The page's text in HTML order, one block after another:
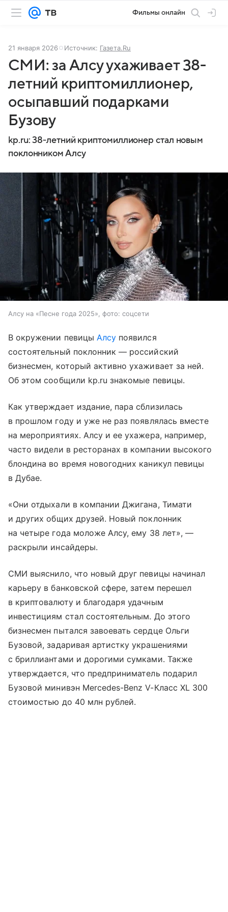
Фильмы онлайн
21 января 2026 Источник: Газета.Ru
СМИ: за Алсу ухаживает 38-
летний криптомиллионер,
осыпавший подарками
Бузову
kp.ru: 38‑летний криптомиллионер стал новым
поклонником Алсу
Алсу на «Песне года 2025», фото: соцсети
В окружении певицы Алсу появился
состоятельный поклонник — российский
бизнесмен, который активно ухаживает за ней.
Об этом сообщили kp.ru знакомые певицы.
Как утверждает издание, пара сблизилась
в прошлом году и уже не раз появлялась вместе
на мероприятиях. Алсу и ее ухажера, например,
часто видели в ресторанах в компании высокого
блондина во время новогодних каникул певицы
в Дубае.
«Они отдыхали в компании Джигана, Тимати
и других общих друзей. Новый поклонник
на четыре года моложе Алсу, ему 38 лет», —
раскрыли инсайдеры.
СМИ выяснило, что новый друг певицы начинал
карьеру в банковской сфере, затем перешел
в криптовалюту и благодаря удачным
инвестициям стал состоятельным. До этого
бизнесмен пытался завоевать сердце Ольги
Бузовой, задаривая артистку украшениями
с бриллиантами и дорогими сумками. Также
утверждается, что предприниматель подарил
Бузовой минивэн Mercedes-Benz V-Класс XL 300
стоимостью до 40 млн рублей.